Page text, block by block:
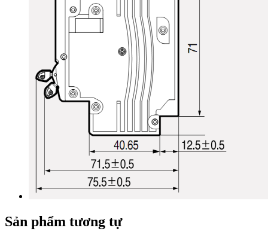
Sản phẩm tương tự